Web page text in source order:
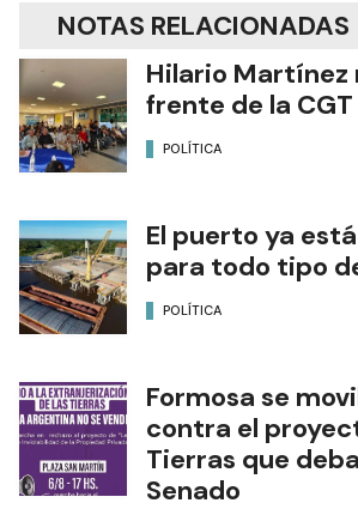
NOTAS RELACIONADAS
Hilario Martínez
frente de la
POLÍTICA
El puerto ya
para todo tipo
POLÍTICA
Formosa se
contra el
Tierras que
Senado